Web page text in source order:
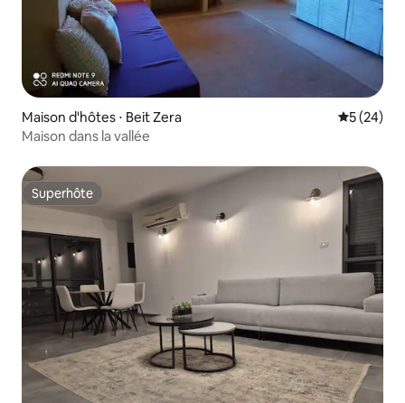
Maison d'hôtes ⋅ Beit Zera
5 (24)
Maison dans la vallée
Superhôte
Superhôte